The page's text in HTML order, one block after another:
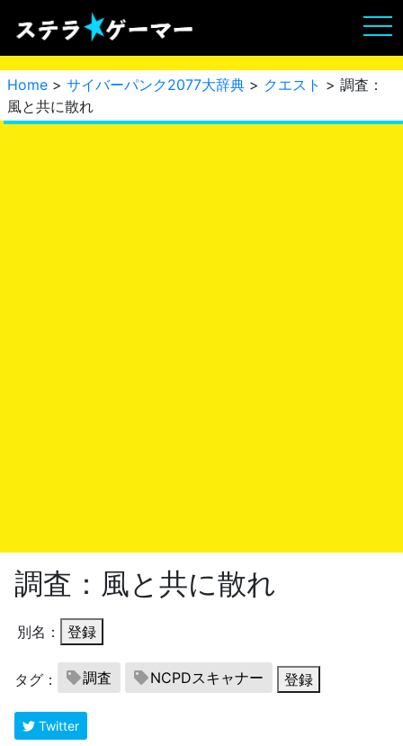
Home > サイバーパンク2077大辞典 > クエスト > 調査：
風と共に散れ
調査：風と共に散れ
別名： 登録
タグ： 調査 NCPDスキャナー 登録
Twitter